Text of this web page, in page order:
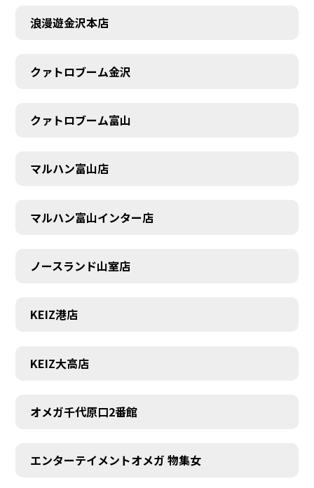
浪漫遊金沢本店
クァトロブーム金沢
クァトロブーム富山
マルハン富山店
マルハン富山インター店
ノースランド山室店
KEIZ港店
KEIZ大高店
オメガ千代原口2番館
エンターテイメントオメガ 物集女